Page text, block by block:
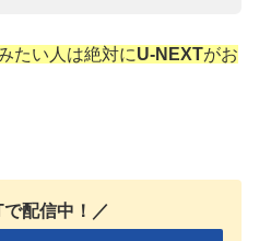
たい人は絶対にU-NEXTがお
配信中！／